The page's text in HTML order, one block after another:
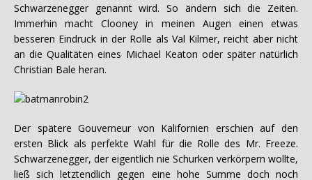
Schwarzenegger genannt wird. So ändern sich die Zeiten.
Immerhin macht Clooney in meinen Augen einen etwas
besseren Eindruck in der Rolle als Val Kilmer, reicht aber nicht
an die Qualitäten eines Michael Keaton oder später natürlich
Christian Bale heran.
Der spätere Gouverneur von Kalifornien erschien auf den
ersten Blick als perfekte Wahl für die Rolle des Mr. Freeze.
Schwarzenegger, der eigentlich nie Schurken verkörpern wollte,
ließ sich letztendlich gegen eine hohe Summe doch noch